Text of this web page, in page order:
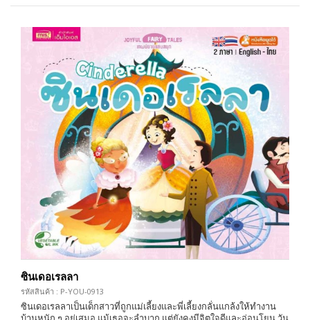
ซินเดอเรลลา
รหัสสินค้า : P-YOU-0913
ซินเดอเรลลาเป็นเด็กสาวที่ถูกแม่เลี้ยงและพี่เลี้ยงกลั่นแกล้งให้ทำงาน